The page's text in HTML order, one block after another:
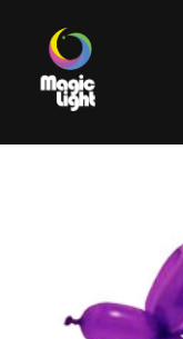
Les plus